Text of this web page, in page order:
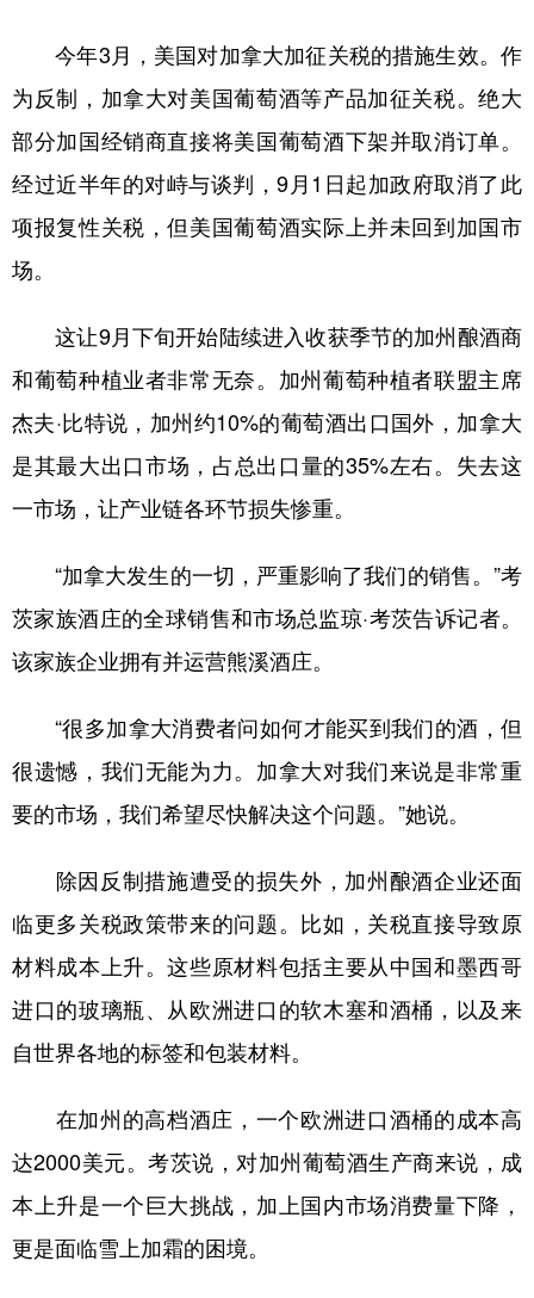
山东 河南 湖北 湖南
广东 广西 海南 重庆
陕西 甘肃 青海 宁夏
新疆 内蒙古 黑龙江
多语种频道
English Español Français
Русский язык 日本語 한국어
Deutsch Português
今年3月，美国对加拿大加征关税的措施生效。作
为反制，加拿大对美国葡萄酒等产品加征关税。绝大
部分加国经销商直接将美国葡萄酒下架并取消订单。
经过近半年的对峙与谈判，9月1日起加政府取消了此
项报复性关税，但美国葡萄酒实际上并未回到加国市
场。
这让9月下旬开始陆续进入收获季节的加州酿酒商
和葡萄种植业者非常无奈。加州葡萄种植者联盟主席
杰夫·比特说，加州约10%的葡萄酒出口国外，加拿大
是其最大出口市场，占总出口量的35%左右。失去这
一市场，让产业链各环节损失惨重。
“加拿大发生的一切，严重影响了我们的销售。”考
茨家族酒庄的全球销售和市场总监琼·考茨告诉记者。
该家族企业拥有并运营熊溪酒庄。
“很多加拿大消费者问如何才能买到我们的酒，但
很遗憾，我们无能为力。加拿大对我们来说是非常重
要的市场，我们希望尽快解决这个问题。”她说。
除因反制措施遭受的损失外，加州酿酒企业还面
临更多关税政策带来的问题。比如，关税直接导致原
材料成本上升。这些原材料包括主要从中国和墨西哥
进口的玻璃瓶、从欧洲进口的软木塞和酒桶，以及来
自世界各地的标签和包装材料。
在加州的高档酒庄，一个欧洲进口酒桶的成本高
达2000美元。考茨说，对加州葡萄酒生产商来说，成
本上升是一个巨大挑战，加上国内市场消费量下降，
更是面临雪上加霜的困境。